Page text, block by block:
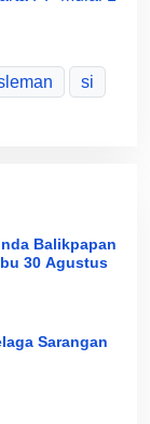
si
Balikpapan
30 Agustus
Sarangan